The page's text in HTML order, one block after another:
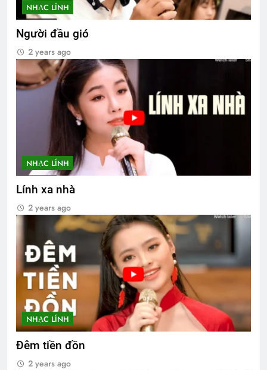
NHẠC LÍNH
Người đầu gió
2 years ago
NHẠC LÍNH
Lính xa nhà
2 years ago
NHẠC LÍNH
Đêm tiền đồn
2 years ago